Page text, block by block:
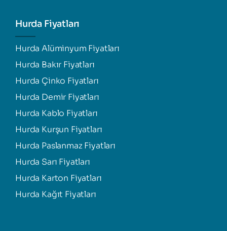
Hurda Fiyatları
Hurda Alüminyum Fiyatları
Hurda Bakır Fiyatları
Hurda Çinko Fiyatları
Hurda Demir Fiyatları
Hurda Kablo Fiyatları
Hurda Kurşun Fiyatları
Hurda Paslanmaz Fiyatları
Hurda Sarı Fiyatları
Hurda Karton Fiyatları
Hurda Kağıt Fiyatları